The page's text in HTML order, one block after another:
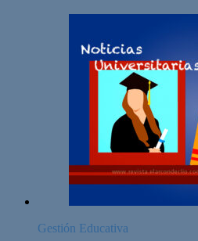
Gestión Educativa